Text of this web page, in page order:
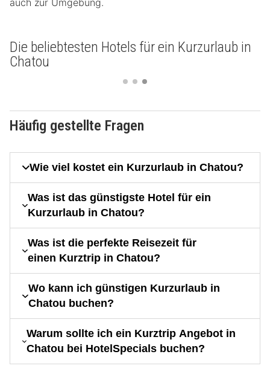
auch zur Umgebung.
Die beliebtesten Hotels für ein Kurzurlaub in
Chatou
Häufig gestellte Fragen
Wie viel kostet ein Kurzurlaub in Chatou?
Was ist das günstigste Hotel für ein
Kurzurlaub in Chatou?
Was ist die perfekte Reisezeit für
einen Kurztrip in Chatou?
Wo kann ich günstigen Kurzurlaub in
Chatou buchen?
Warum sollte ich ein Kurztrip Angebot in
Chatou bei HotelSpecials buchen?